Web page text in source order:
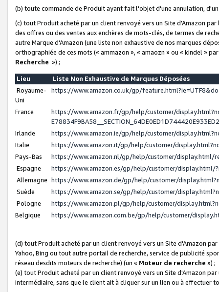
(b) toute commande de Produit ayant fait l'objet d'une annulation,
(c) tout Produit acheté par un client renvoyé vers un Site d'Amazon
des offres ou des ventes aux enchères de mots-clés, de termes de
autre Marque d'Amazon (une liste non exhaustive de nos marques
orthographiée de ces mots (« ammazon », « amaozn » ou « kindel »
Recherche ») ;
Lieu
Liste Non Exhaustive de Marques Déposées
Royaume-
Uni
https://www.amazon.co.uk/gp/
France
https://www.amazon.fr/gp/help/customer/
Irlande
https://www.amazon.ie/gp/help/customer/
Italie
https://www.amazon.it/gp/help/customer/
Pays-Bas
https://www.amazon.nl/gp/help/customer/display.html/
Espagne
https://www.amazon.es/gp/help/customer/display.html/
Allemagne https://www.amazon.de/gp/help/customer/
Suède
https://www.amazon.se/gp/help/customer/
Pologne
https://www.amazon.pl/gp/help/customer/
Belgique
https://www.amazon.com.be/gp/help/customer/
(d) tout Produit acheté par un client renvoyé vers un Site d'Amazon
Yahoo, Bing ou tout autre portail de recherche, service de publicité
réseau desdits moteurs de recherche) (un « Moteur de recherche ») ;
(e) tout Produit acheté par un client renvoyé vers un Site d'Amazon
intermédiaire, sans que le client ait à cliquer sur un lien ou à